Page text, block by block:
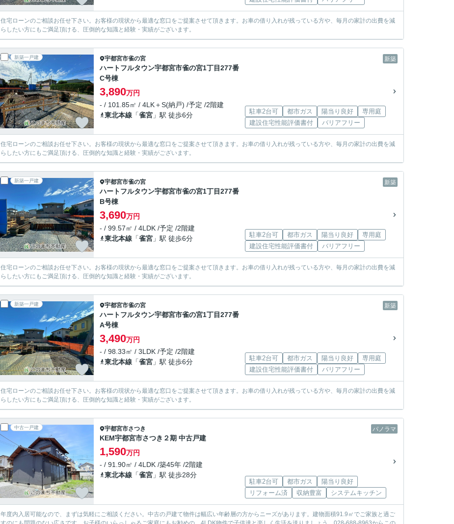
住宅ローンのご相談お任せ下さい。お客様の現状から最適な窓口をご提案させて頂きます。お車の借り入れが残っている方や、毎月の家計の出費を減
らしたい方にもご満足頂ける、圧倒的な知識と経験・実績がございます。
新築一戸建 新築
宇都宮市雀の宮
ハートフルタウン宇都宮市雀の宮1丁目277番
C号棟
3,890万円
- / 101.85㎡ / 4LK＋S(納戸) /予定 /2階建
東北本線 「雀宮 」駅 徒歩6分 駐車2台可 都市ガス 陽当り良好
専用庭
建設住宅性能評価書付
バリアフリー
住宅ローンのご相談お任せ下さい。お客様の現状から最適な窓口をご提案させて頂きます。お車の借り入れが残っている方や、毎月の家計の出費を減
らしたい方にもご満足頂ける、圧倒的な知識と経験・実績がございます。
新築一戸建 新築
宇都宮市雀の宮
ハートフルタウン宇都宮市雀の宮1丁目277番
B号棟
3,690万円
- / 99.57㎡ / 4LDK /予定 /2階建
東北本線 「雀宮 」駅 徒歩6分 駐車2台可 都市ガス 陽当り良好
専用庭
建設住宅性能評価書付
バリアフリー
住宅ローンのご相談お任せ下さい。お客様の現状から最適な窓口をご提案させて頂きます。お車の借り入れが残っている方や、毎月の家計の出費を減
らしたい方にもご満足頂ける、圧倒的な知識と経験・実績がございます。
新築一戸建 新築
宇都宮市雀の宮
ハートフルタウン宇都宮市雀の宮1丁目277番
A号棟
3,490万円
- / 98.33㎡ / 3LDK /予定 /2階建
東北本線 「雀宮 」駅 徒歩6分 駐車2台可 都市ガス 陽当り良好
専用庭
建設住宅性能評価書付
バリアフリー
住宅ローンのご相談お任せ下さい。お客様の現状から最適な窓口をご提案させて頂きます。お車の借り入れが残っている方や、毎月の家計の出費を減
らしたい方にもご満足頂ける、圧倒的な知識と経験・実績がございます。
中古一戸建 パノラマ
宇都宮市さつき
KEM宇都宮市さつき２期 中古戸建
1,590万円
- / 91.90㎡ / 4LDK /築45年 /2階建
東北本線 「雀宮 」駅 徒歩28分
駐車2台可 都市ガス
陽当り良好
リフォーム済
収納豊富 システムキッチン
年度内入居可能なので、まずは気軽にご相談ください。中古の戸建て物件は幅広い年齢層の方からニーズがあります。建物面積91.9㎡でご家族と過ご